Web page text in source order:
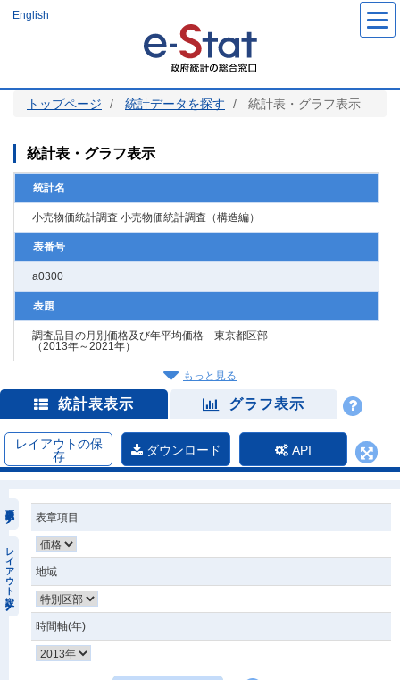
ツ
English
トップページ 統計データを探す 統計表・グラフ表示
統計表・グラフ表示
統計名
小売物価統計調査 小売物価統計調査（構造編）
表番号
a0300
表題
調査品目の月別価格及び年平均価格－東京都区部
（2013年～2021年）
もっと見る
統計表表示 グラフ表示
レイアウトの保
存
ダウンロード API
レイアウト設定
表章項目
地域
時間軸(年)